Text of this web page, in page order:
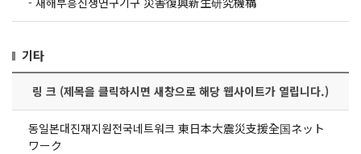
기타
링 크 (제목을 클릭하시면 새창으로 해당 웹사이트가 열립니다.)
동일본대진재지원전국네트워크 東日本大震災支援全国ネット
ワーク